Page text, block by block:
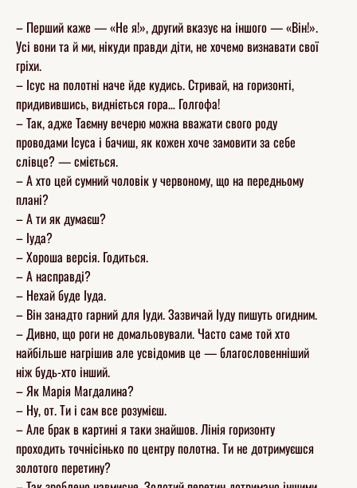
– Перший каже — «Не я!», другий вказує на іншого — «Він!».
Усі вони та й ми, нікуди правди діти, не хочемо визнавати свої
гріхи.
– Ісус на полотні наче йде кудись. Стривай, на горизонті,
придивившись, видніється гора… Голгофа!
– Так, адже Таємну вечерю можна вважати свого роду
проводами Ісуса і бачиш, як кожен хоче замовити за себе
слівце? — сміється.
– А хто цей сумний чоловік у червоному, що на передньому
плані?
– А ти як думаєш?
– Іуда?
– Хороша версія. Годиться.
– А насправді?
– Нехай буде Іуда.
– Він занадто гарний для Іуди. Зазвичай Іуду пишуть огидним.
– Дивно, що роги не домальовували. Часто саме той хто
найбільше нагрішив але усвідомив це — благословенніший
ніж будь-хто інший.
– Як Марія Магдалина?
– Ну, от. Ти і сам все розумієш.
– Але брак в картині я таки знайшов. Лінія горизонту
проходить точнісінько по центру полотна. Ти не дотримуєшся
золотого перетину?